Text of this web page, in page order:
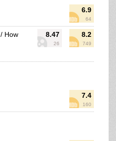
6.9
64
8.47
26
8.2
749
/ How
7.4
160